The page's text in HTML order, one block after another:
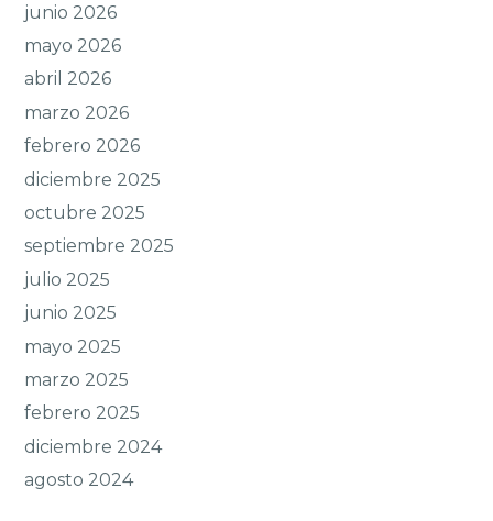
junio 2026
mayo 2026
abril 2026
marzo 2026
febrero 2026
diciembre 2025
octubre 2025
septiembre 2025
julio 2025
junio 2025
mayo 2025
marzo 2025
febrero 2025
diciembre 2024
agosto 2024